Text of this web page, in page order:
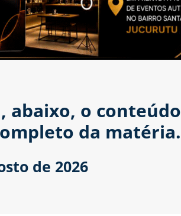
abaixo, o conteúdo
da matéria.
de 2026